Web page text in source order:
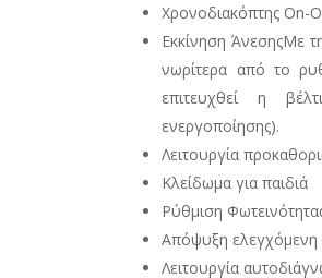
Χρονοδιακόπτης On-
Εκκίνηση ΆνεσηςΜε
νωρίτερα από το
επιτευχθεί η
ενεργοποίησης).
Λειτουργία
Κλείδωμα για παιδιά
Ρύθμιση
Απόψυξη ελεγχόμενη
Λειτουργία